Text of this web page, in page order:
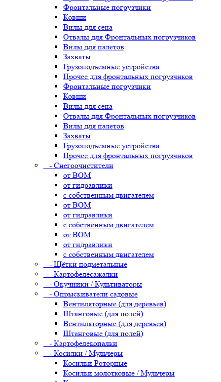
Фронтальные погрузчики
Ковши
Вилы для сена
Отвалы для Фронтальных погрузчиков
Вилы для палетов
Захваты
Грузоподъемные устройства
Прочее для фронтальных погрузчиков
Фронтальные погрузчики
Ковши
Вилы для сена
Отвалы для Фронтальных погрузчиков
Вилы для палетов
Захваты
Грузоподъемные устройства
Прочее для фронтальных погрузчиков
- Снегоочистители
от ВОМ
от гидравлики
с собственным двигателем
от ВОМ
от гидравлики
с собственным двигателем
от ВОМ
от гидравлики
с собственным двигателем
- Щётки подметальные
- Картофелесажалки
- Окучники / Культиваторы
- Опрыскиватели садовые
Вентиляторные (для деревьев)
Штанговые (для полей)
Вентиляторные (для деревьев)
Штанговые (для полей)
- Картофелекопалки
- Косилки / Мульчеры
Косилки Роторные
Косилки молотковые / Мульчеры